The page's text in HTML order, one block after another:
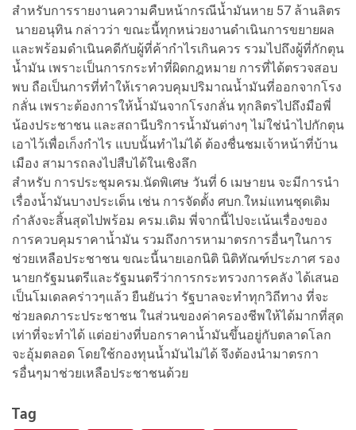
สำหรับการรายงานความคืบหน้ากรณีน้ำมันหาย 57 ล้านลิตร
นายอนุทิน กล่าวว่า ขณะนี้ทุกหน่วยงานดำเนินการขยายผล
และพร้อมดำเนินคดีกับผู้ที่ค้ากำไรเกินควร รวมไปถึงผู้ที่กักตุน
น้ำมัน เพราะเป็นการกระทำที่ผิดกฎหมาย การที่ได้ตรวจสอบ
พบ ถือเป็นการที่ทำให้เราควบคุมปริมาณน้ำมันที่ออกจากโรง
กลั่น เพราะต้องการให้น้ำมันจากโรงกลั่น ทุกลิตรไปถึงมือพี่
น้องประชาชน และสถานีบริการน้ำมันต่างๆ ไม่ใช่นำไปกักตุน
เอาไว้เพื่อเก็งกำไร แบบนั้นทำไม่ได้ ต้องชื่นชมเจ้าหน้าที่บ้าน
เมือง สามารถลงไปสืบได้ในเชิงลึก
สำหรับ การประชุมครม.นัดพิเศษ วันที่ 6 เมษายน จะมีการนำ
เรื่องน้ำมันบางประเด็น เช่น การจัดตั้ง ศบก.ใหม่แทนชุดเดิม
กำลังจะสิ้นสุดไปพร้อม ครม.เดิม พี่จากนี้ไปจะเน้นเรื่องของ
การควบคุมราคาน้ำมัน รวมถึงการหามาตรการอื่นๆในการ
ช่วยเหลือประชาชน ขณะนี้นายเอกนิติ นิติทัณฑ์ประภาศ รอง
นายกรัฐมนตรีและรัฐมนตรีว่าการกระทรวงการคลัง ได้เสนอ
เป็นโมเดลคร่าวๆแล้ว ยืนยันว่า รัฐบาลจะทำทุกวิถีทาง ที่จะ
ช่วยลดภาระประชาชน ในส่วนของค่าครองชีพให้ได้มากที่สุด
เท่าที่จะทำได้ แต่อย่างที่บอกราคาน้ำมันขึ้นอยู่กับตลาดโลก
จะอุ้มตลอด โดยใช้กองทุนน้ำมันไม่ได้ จึงต้องนำมาตรกา
รอื่นๆมาช่วยเหลือประชาชนด้วย
Tag